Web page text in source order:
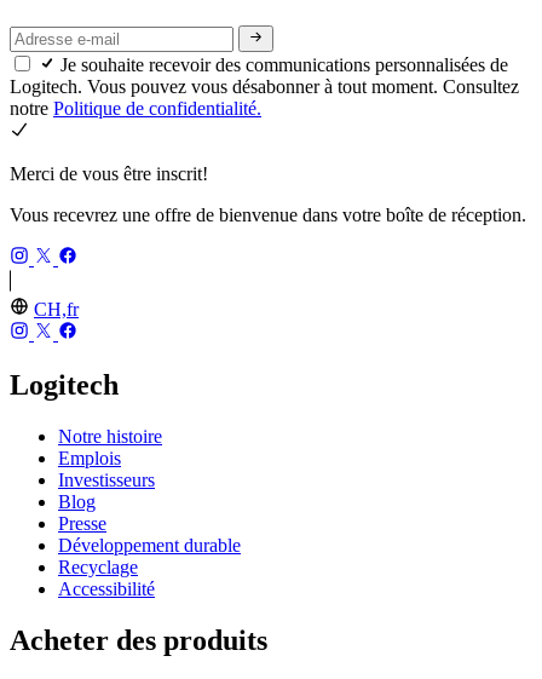
Je souhaite recevoir des communications personnalisées de
Logitech. Vous pouvez vous désabonner à tout moment. Consultez
notre Politique de confidentialité.
Merci de vous être inscrit!
Vous recevrez une offre de bienvenue dans votre boîte de réception.
CH,fr
Logitech
Notre histoire
Emplois
Investisseurs
Blog
Presse
Développement durable
Recyclage
Accessibilité
Acheter des produits